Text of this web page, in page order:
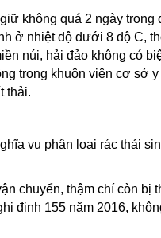
không quá 2 ngày trong
ở nhiệt độ dưới 8 độ C,
núi, hải đảo không có
trong khuôn viên cơ sở
thải.
vụ phân loại rác thải
chuyển, thậm chí còn bị
định 155 năm 2016,